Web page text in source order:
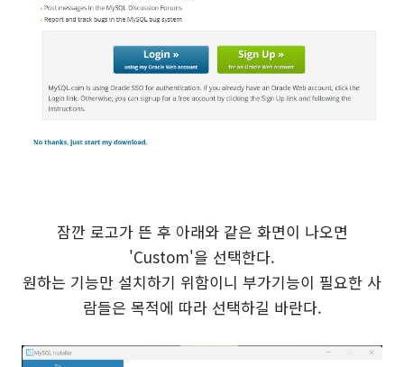
잠깐 로고가 뜬 후 아래와 같은 화면이 나오면
'Custom'을 선택한다.
원하는 기능만 설치하기 위함이니 부가기능이 필요한 사
람들은 목적에 따라 선택하길 바란다.